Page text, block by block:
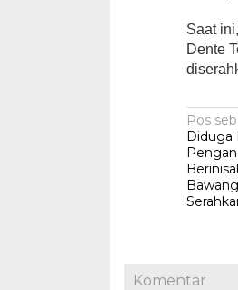
Saat
Dente
pos
Pos
Diduga
Komentar